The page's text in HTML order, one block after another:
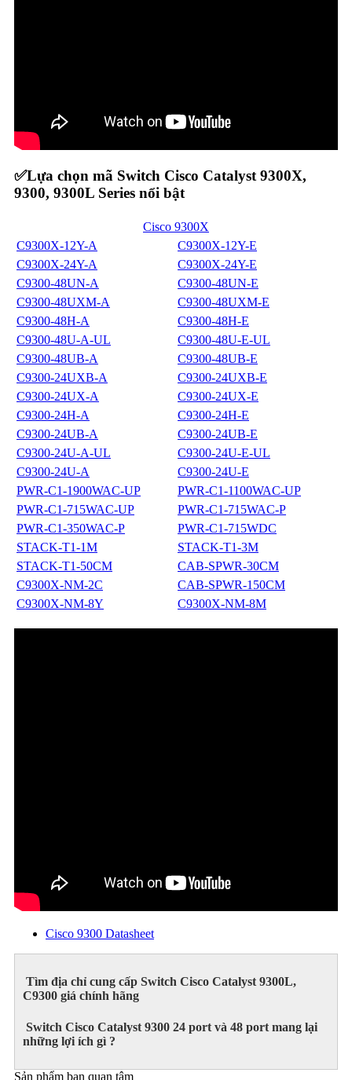
✅Lựa chọn mã Switch Cisco Catalyst 9300X,
9300, 9300L Series nổi bật
Cisco 9300X
C9300X-12Y-A
C9300X-12Y-E
C9300X-24Y-A
C9300X-24Y-E
C9300-48UN-A
C9300-48UN-E
C9300-48UXM-A
C9300-48UXM-E
C9300-48H-A
C9300-48H-E
C9300-48U-A-UL
C9300-48U-E-UL
C9300-48UB-A
C9300-48UB-E
C9300-24UXB-A
C9300-24UXB-E
C9300-24UX-A
C9300-24UX-E
C9300-24H-A
C9300-24H-E
C9300-24UB-A
C9300-24UB-E
C9300-24U-A-UL
C9300-24U-E-UL
C9300-24U-A
C9300-24U-E
PWR-C1-1900WAC-UP
PWR-C1-1100WAC-UP
PWR-C1-715WAC-UP
PWR-C1-715WAC-P
PWR-C1-350WAC-P
PWR-C1-715WDC
STACK-T1-1M
STACK-T1-3M
STACK-T1-50CM
CAB-SPWR-30CM
C9300X-NM-2C
CAB-SPWR-150CM
C9300X-NM-8Y
C9300X-NM-8M
Cisco 9300 Datasheet
Tìm địa chỉ cung cấp Switch Cisco Catalyst 9300L,
C9300 giá chính hãng
Switch Cisco Catalyst 9300 24 port và 48 port mang lại
những lợi ích gì ?
Sản phẩm bạn quan tâm